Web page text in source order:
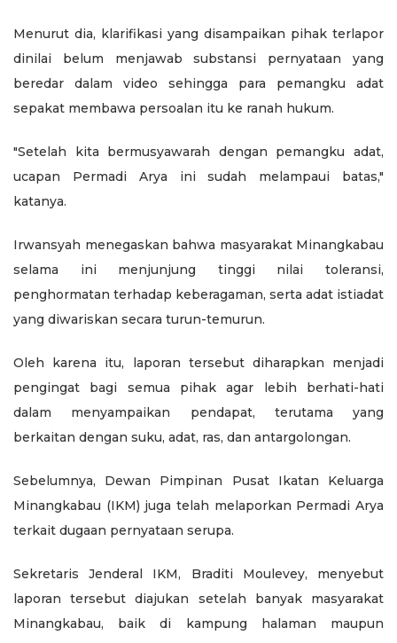
Menurut dia, klarifikasi yang disampaikan pihak terlapor
dinilai belum menjawab substansi pernyataan yang
beredar dalam video sehingga para pemangku adat
sepakat membawa persoalan itu ke ranah hukum.
"Setelah kita bermusyawarah dengan pemangku adat,
ucapan Permadi Arya ini sudah melampaui batas,"
katanya.
Irwansyah menegaskan bahwa masyarakat Minangkabau
selama ini menjunjung tinggi nilai toleransi,
penghormatan terhadap keberagaman, serta adat istiadat
yang diwariskan secara turun-temurun.
Oleh karena itu, laporan tersebut diharapkan menjadi
pengingat bagi semua pihak agar lebih berhati-hati
dalam menyampaikan pendapat, terutama yang
berkaitan dengan suku, adat, ras, dan antargolongan.
Sebelumnya, Dewan Pimpinan Pusat Ikatan Keluarga
Minangkabau (IKM) juga telah melaporkan Permadi Arya
terkait dugaan pernyataan serupa.
Sekretaris Jenderal IKM, Braditi Moulevey, menyebut
laporan tersebut diajukan setelah banyak masyarakat
Minangkabau, baik di kampung halaman maupun